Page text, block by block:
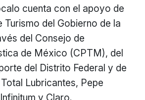
cuenta con el apoyo de
Turismo del Gobierno de la
del Consejo de
de México (CPTM), del
del Distrito Federal y de
Lubricantes, Pepe
y Claro.